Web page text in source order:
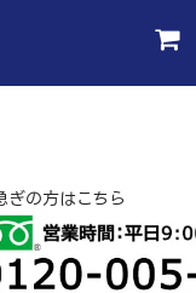
ぎの方はこちら